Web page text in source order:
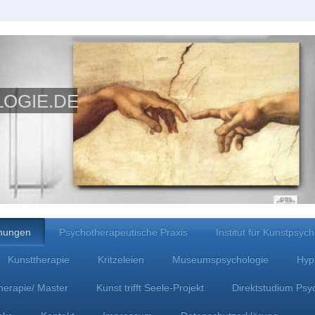
Psychotherapeutische Praxis Institut für
Kunsttherapie Kritzeleien Museumspsychologie
Master Kunst trifft Seele-Projekt Direktstudium